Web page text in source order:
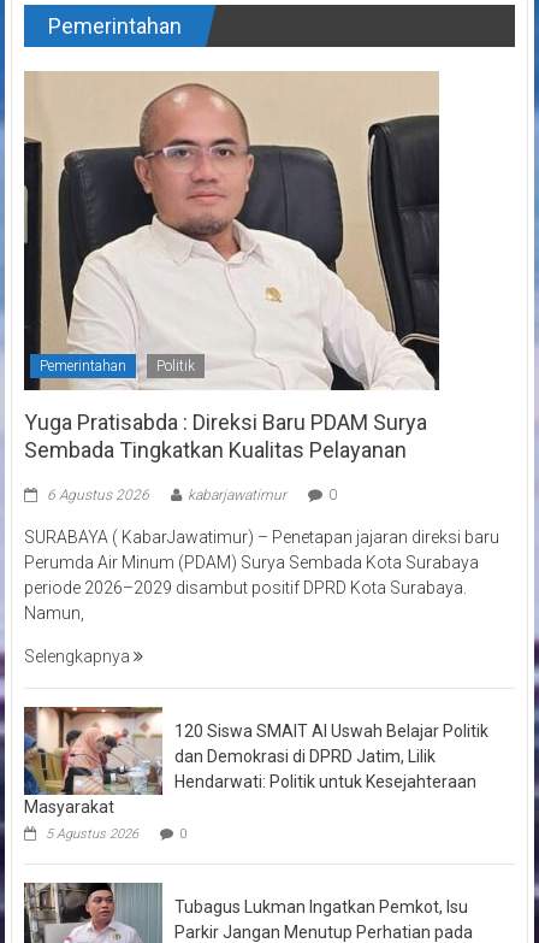
Pemerintahan
Pemerintahan Politik
Yuga Pratisabda : Direksi Baru PDAM Surya
Sembada Tingkatkan Kualitas Pelayanan
6 Agustus 2026 kabarjawatimur 0
SURABAYA ( KabarJawatimur) – Penetapan jajaran direksi baru
Perumda Air Minum (PDAM) Surya Sembada Kota Surabaya
periode 2026–2029 disambut positif DPRD Kota Surabaya.
Namun,
Selengkapnya
120 Siswa SMAIT Al Uswah Belajar Politik
dan Demokrasi di DPRD Jatim, Lilik
Hendarwati: Politik untuk Kesejahteraan
Masyarakat
5 Agustus 2026 0
Tubagus Lukman Ingatkan Pemkot, Isu
Parkir Jangan Menutup Perhatian pada